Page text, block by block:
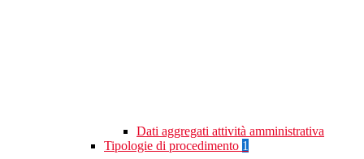
Dati aggregati attività amministrativa
Tipologie di procedimento 1